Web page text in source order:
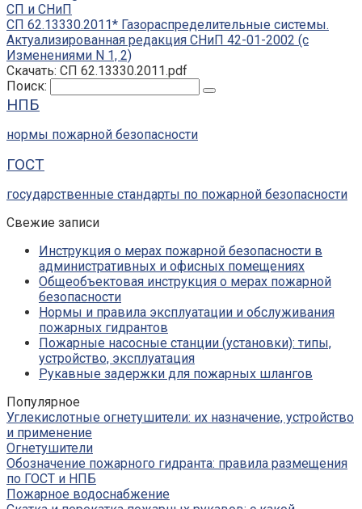
СП и СНиП
СП 62.13330.2011* Газораспределительные системы.
Актуализированная редакция СНиП 42-01-2002 (с
Изменениями N 1, 2)
Скачать: СП 62.13330.2011.pdf
Поиск:
НПБ
нормы пожарной безопасности
ГОСТ
государственные стандарты по пожарной безопасности
Свежие записи
Инструкция о мерах пожарной безопасности в
административных и офисных помещениях
Общеобъектовая инструкция о мерах пожарной
безопасности
Нормы и правила эксплуатации и обслуживания
пожарных гидрантов
Пожарные насосные станции (установки): типы,
устройство, эксплуатация
Рукавные задержки для пожарных шлангов
Популярное
Углекислотные огнетушители: их назначение, устройство
и применение
Огнетушители
Обозначение пожарного гидранта: правила размещения
по ГОСТ и НПБ
Пожарное водоснабжение